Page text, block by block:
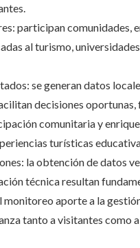
participan comunidades,
al turismo,
se generan datos
decisiones oportunas,
comunitaria y
turísticas
la obtención de datos
técnica resultan
monitoreo aporte a la
tanto a visitantes como a